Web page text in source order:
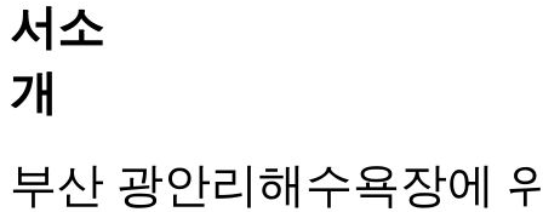
부산 광안리해수욕장에